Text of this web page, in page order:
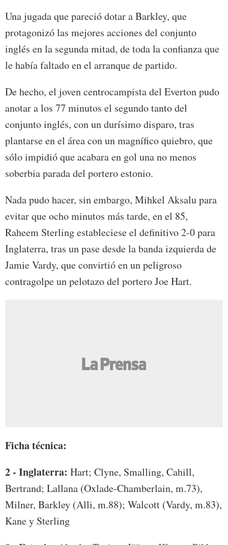
Una jugada que pareció dotar a Barkley, que
protagonizó las mejores acciones del conjunto
inglés en la segunda mitad, de toda la confianza que
le había faltado en el arranque de partido.
De hecho, el joven centrocampista del Everton pudo
anotar a los 77 minutos el segundo tanto del
conjunto inglés, con un durísimo disparo, tras
plantarse en el área con un magnífico quiebro, que
sólo impidió que acabara en gol una no menos
soberbia parada del portero estonio.
Nada pudo hacer, sin embargo, Mihkel Aksalu para
evitar que ocho minutos más tarde, en el 85,
Raheem Sterling estableciese el definitivo 2-0 para
Inglaterra, tras un pase desde la banda izquierda de
Jamie Vardy, que convirtió en un peligroso
contragolpe un pelotazo del portero Joe Hart.
Ficha técnica:
2 - Inglaterra: Hart; Clyne, Smalling, Cahill,
Bertrand; Lallana (Oxlade-Chamberlain, m.73),
Milner, Barkley (Alli, m.88); Walcott (Vardy, m.83),
Kane y Sterling